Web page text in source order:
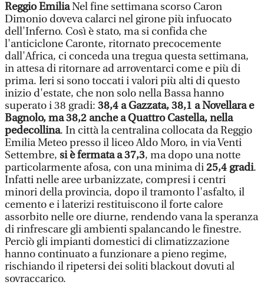
Reggio EmiliaNel fine settimana scorso Caron
Dimonio doveva calarci nel girone più infuocato
dell'Inferno. Così è stato, ma si confida che
l'anticiclone Caronte, ritornato precocemente
dall'Africa, ci conceda una tregua questa settimana,
in attesa di ritornare ad arroventarci come e più di
prima. Ieri si sono toccati i valori più alti di questo
inizio d'estate, che non solo nella Bassa hanno
superato i 38 gradi: 38,4 a Gazzata, 38,1 a Novellara e
Bagnolo, ma 38,2 anche a Quattro Castella, nella
pedecollina. In città la centralina collocata da Reggio
Emilia Meteo presso il liceo Aldo Moro, in via Venti
Settembre, si è fermata a 37,3, ma dopo una notte
particolarmente afosa, con una minima di25,4 gradi.
Infatti nelle aree urbanizzate, compresi i centri
minori della provincia, dopo il tramonto l'asfalto, il
cemento e i laterizi restituiscono il forte calore
assorbito nelle ore diurne, rendendo vana la speranza
di rinfrescare gli ambienti spalancando le finestre.
Perciò gli impianti domestici di climatizzazione
hanno continuato a funzionare a pieno regime,
rischiando il ripetersi dei soliti blackout dovuti al
sovraccarico.